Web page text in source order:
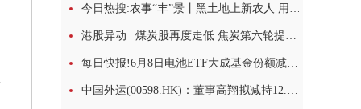
备
今日热搜:农事“丰”景丨黑土地上新农人 用科技改写农耕模样
港股异动 | 煤炭股再度走低 焦炭第六轮提涨落地 供需两端或压制双焦上行空间
每日快报!6月8日电池ETF大成基金份额减少100万份，重仓股宁德时代、阳光电源、三花智控
中国外运(00598.HK)：董事高翔拟减持12.74万股A股